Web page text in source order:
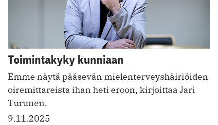
Toimintakyky kunniaan
Emme näytä pääsevän mielenterveyshäiriöiden
oiremittareista ihan heti eroon, kirjoittaa Jari
Turunen.
9.11.2025